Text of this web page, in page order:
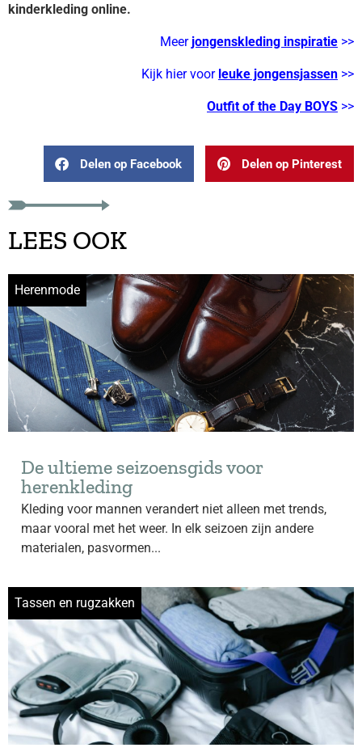
kinderkleding online.
Meer jongenskleding inspiratie >>
Kijk hier voor leuke jongensjassen >>
Outfit of the Day BOYS >>
Delen op Facebook Delen op Pinterest
LEES OOK
Herenmode
De ultieme seizoensgids voor
herenkleding
Kleding voor mannen verandert niet alleen met trends,
maar vooral met het weer. In elk seizoen zijn andere
materialen, pasvormen...
Tassen en rugzakken